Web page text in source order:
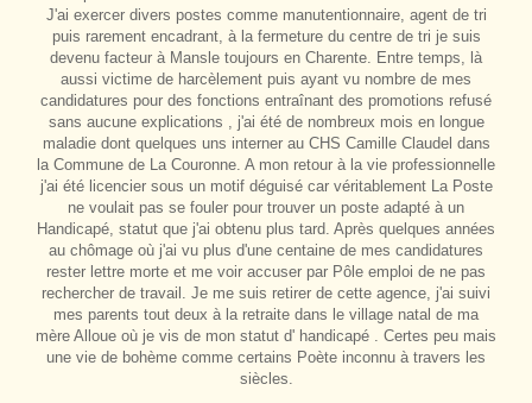
J'ai exercer divers postes comme manutentionnaire, agent de tri
puis rarement encadrant, à la fermeture du centre de tri je suis
devenu facteur à Mansle toujours en Charente. Entre temps, là
aussi victime de harcèlement puis ayant vu nombre de mes
candidatures pour des fonctions entraînant des promotions refusé
sans aucune explications , j'ai été de nombreux mois en longue
maladie dont quelques uns interner au CHS Camille Claudel dans
la Commune de La Couronne. A mon retour à la vie professionnelle
j'ai été licencier sous un motif déguisé car véritablement La Poste
ne voulait pas se fouler pour trouver un poste adapté à un
Handicapé, statut que j'ai obtenu plus tard. Après quelques années
au chômage où j'ai vu plus d'une centaine de mes candidatures
rester lettre morte et me voir accuser par Pôle emploi de ne pas
rechercher de travail. Je me suis retirer de cette agence, j'ai suivi
mes parents tout deux à la retraite dans le village natal de ma
mère Alloue où je vis de mon statut d' handicapé . Certes peu mais
une vie de bohème comme certains Poète inconnu à travers les
siècles.